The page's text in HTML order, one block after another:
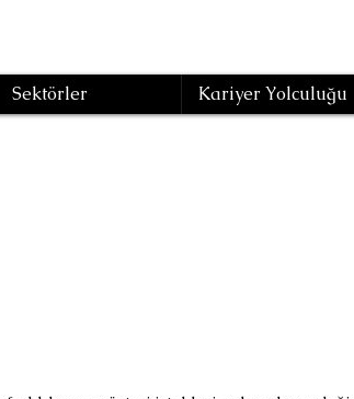
Sektörler Kariyer Yolculuğu